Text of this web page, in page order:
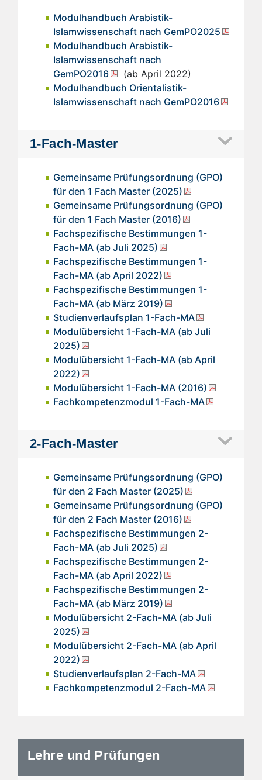
Modulhandbuch Arabistik-
Islamwissenschaft nach GemPO2025
Modulhandbuch Arabistik-
Islamwissenschaft nach
GemPO2016
(ab April 2022)
Modulhandbuch Orientalistik-
Islamwissenschaft nach GemPO2016
1-Fach-Master
Gemeinsame Prüfungsordnung (GPO)
für den 1 Fach Master (2025)
Gemeinsame Prüfungsordnung (GPO)
für den 1 Fach Master (2016)
Fachspezifische Bestimmungen 1-
Fach-MA (ab Juli 2025)
Fachspezifische Bestimmungen 1-
Fach-MA (ab April 2022)
Fachspezifische Bestimmungen 1-
Fach-MA (ab März 2019)
Studienverlaufsplan 1-Fach-MA
Modulübersicht 1-Fach-MA (ab Juli
2025)
Modulübersicht 1-Fach-MA (ab April
2022)
Modulübersicht 1-Fach-MA (2016)
Fachkompetenzmodul 1-Fach-MA
2-Fach-Master
Gemeinsame Prüfungsordnung (GPO)
für den 2 Fach Master (2025)
Gemeinsame Prüfungsordnung (GPO)
für den 2 Fach Master (2016)
Fachspezifische Bestimmungen 2-
Fach-MA (ab Juli 2025)
Fachspezifische Bestimmungen 2-
Fach-MA (ab April 2022)
Fachspezifische Bestimmungen 2-
Fach-MA (ab März 2019)
Modulübersicht 2-Fach-MA (ab Juli
2025)
Modulübersicht 2-Fach-MA (ab April
2022)
Studienverlaufsplan 2-Fach-MA
Fachkompetenzmodul 2-Fach-MA
Lehre und Prüfungen